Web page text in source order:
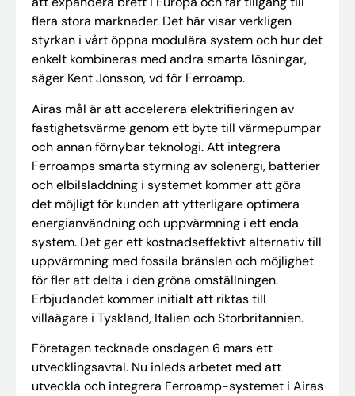
flera stora marknader. Det här visar verkligen
styrkan i vårt öppna modulära system och hur det
enkelt kombineras med andra smarta lösningar,
säger Kent Jonsson, vd för Ferroamp.
Airas mål är att accelerera elektrifieringen av
fastighetsvärme genom ett byte till värmepumpar
och annan förnybar teknologi. Att integrera
Ferroamps smarta styrning av solenergi, batterier
och elbilsladdning i systemet kommer att göra
det möjligt för kunden att ytterligare optimera
energianvändning och uppvärmning i ett enda
system. Det ger ett kostnadseffektivt alternativ till
uppvärmning med fossila bränslen och möjlighet
för fler att delta i den gröna omställningen.
Erbjudandet kommer initialt att riktas till
villaägare i Tyskland, Italien och Storbritannien.
Företagen tecknade onsdagen 6 mars ett
utvecklingsavtal. Nu inleds arbetet med att
utveckla och integrera Ferroamp-systemet i Airas